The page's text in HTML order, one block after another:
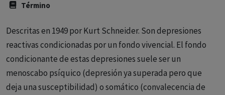
Término
Descritas en 1949 por Kurt Schneider. Son depresiones
reactivas condicionadas por un fondo vivencial. El fondo
condicionante de estas depresiones suele ser un
menoscabo psíquico (depresión ya superada pero que
deja una susceptibilidad) o somático (convalecencia de